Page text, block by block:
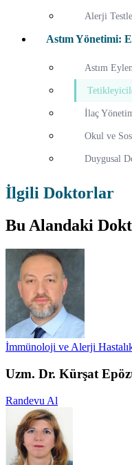
Alerji
Astım Yönetimi:
Astım
İlaç
Okul ve
Duygusal
İlgili Doktorlar
Bu Alandaki
İmmünoloji ve Alerji
Uzm. Dr. Kürşat
Randevu Al